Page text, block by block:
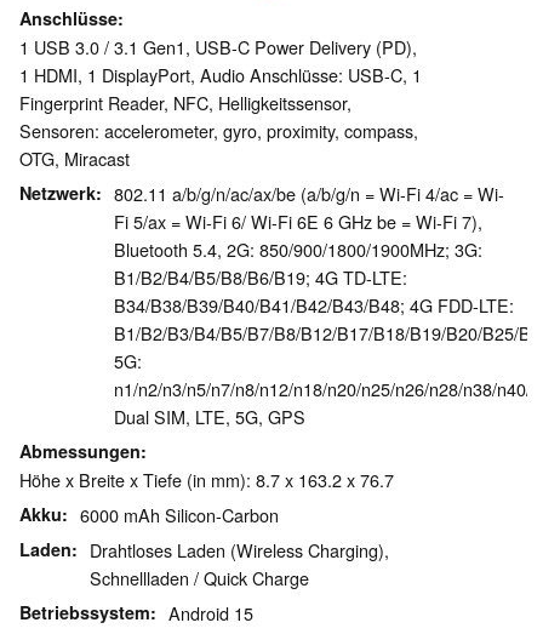
Anschlüsse
1 USB 3.0 / 3.1 Gen1, USB-C Power Delivery (PD),
1 HDMI, 1 DisplayPort, Audio Anschlüsse: USB-C, 1
Fingerprint Reader, NFC, Helligkeitssensor,
Sensoren: accelerometer, gyro, proximity, compass,
OTG, Miracast
Netzwerk
802.11 a/​b/​g/​n/​ac/​ax/​be (a/b/g/n = Wi-Fi 4/ac = Wi-
Fi 5/ax = Wi-Fi 6/ Wi-Fi 6E 6 GHz be = Wi-Fi 7),
Bluetooth 5.4, 2G: 850/900/1800/1900MHz; 3G:
B1/B2/B4/B5/B8/B6/B19; 4G TD-LTE:
B34/B38/B39/B40/B41/B42/B43/B48; 4G FDD-LTE:
B1/B2/B3/B4/B5/B7/B8/B12/B17/B18/B19/B20/B25/
5G:
n1/n2/n3/n5/n7/n8/n12/n18/n20/n25/n26/n28/n38/
Dual SIM, LTE, 5G, GPS
Abmessungen
Höhe x Breite x Tiefe (in mm): 8.7 x 163.2 x 76.7
Akku 6000 mAh Silicon-Carbon
Laden
Drahtloses Laden (Wireless Charging),
Schnellladen / Quick Charge
Betriebssystem Android 15